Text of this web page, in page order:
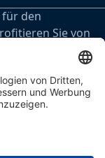
für den
Sie von
erscheinenden